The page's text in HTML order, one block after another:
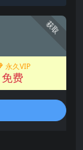
获取
永久VIP
免费